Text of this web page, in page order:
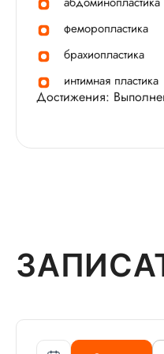
феморопластика
брахиопластика
интимная пластика
Достижения: